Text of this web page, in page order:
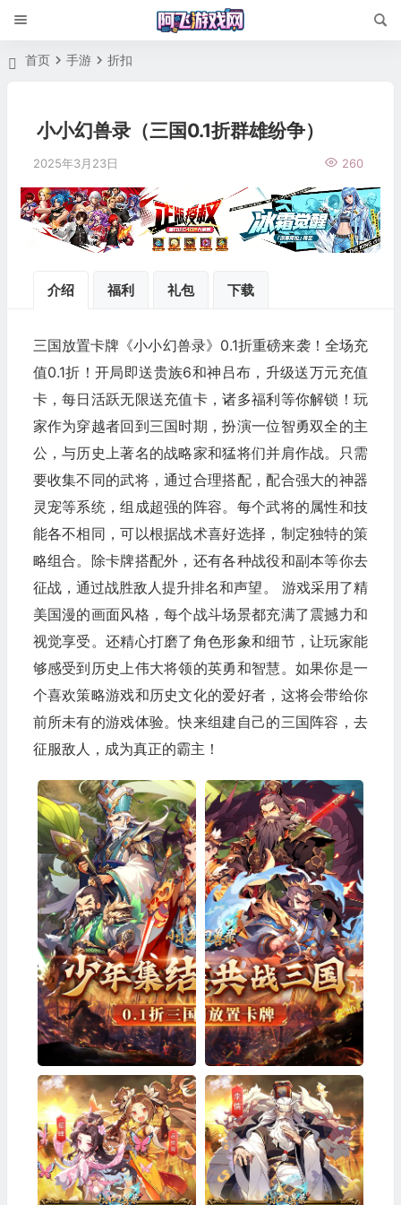
首页 手游 折扣
小小幻兽录（三国0.1折群雄纷争）
2025年3月23日 260
介绍 福利 礼包 下载
三国放置卡牌《小小幻兽录》0.1折重磅来袭！全场充
值0.1折！开局即送贵族6和神吕布，升级送万元充值
卡，每日活跃无限送充值卡，诸多福利等你解锁！玩
家作为穿越者回到三国时期，扮演一位智勇双全的主
公，与历史上著名的战略家和猛将们并肩作战。只需
要收集不同的武将，通过合理搭配，配合强大的神器
灵宠等系统，组成超强的阵容。每个武将的属性和技
能各不相同，可以根据战术喜好选择，制定独特的策
略组合。除卡牌搭配外，还有各种战役和副本等你去
征战，通过战胜敌人提升排名和声望。 游戏采用了精
美国漫的画面风格，每个战斗场景都充满了震撼力和
视觉享受。还精心打磨了角色形象和细节，让玩家能
够感受到历史上伟大将领的英勇和智慧。如果你是一
个喜欢策略游戏和历史文化的爱好者，这将会带给你
前所未有的游戏体验。快来组建自己的三国阵容，去
征服敌人，成为真正的霸主！